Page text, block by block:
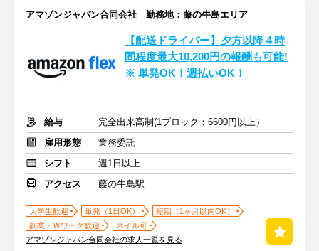
アマゾンジャパン合同会社 勤務地：藤の牛島エリア
【配送ドライバー】夕方以降４時
間程度最大10,200円の報酬も可能!
※ 単発OK！週払いOK！
給与
完全出来高制(1ブロック：6600円以上）
雇用形態
業務委託
シフト
週1日以上
アクセス
藤の牛島駅
大学生歓迎 単発（1日OK）
短期（1ヶ月以内OK）
副業・Ｗワーク歓迎
ネイル可
アマゾンジャパン合同会社の求人一覧を見る